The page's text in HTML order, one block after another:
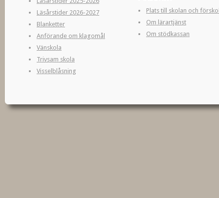
Läsårstider 2026-2027
Blanketter
Anförande om klagomål
Vänskola
Trivsam skola
Visselblåsning
Plats till skolan och
Om lärartjänst
Om stödkassan